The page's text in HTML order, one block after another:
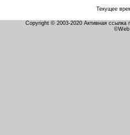
Текущее
Copyright © 2003-2020 Активная ссылка